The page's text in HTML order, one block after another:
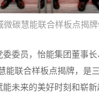
微碳慧能联合样板点揭
委委员，怡能集团董事
能联合样板点揭牌，是
能未来的美好时刻和崭